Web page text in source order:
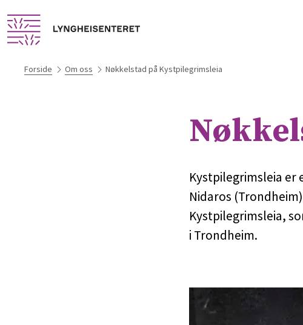
Forside Om oss Nøkkelstad på Kystpilegrimsleia
Kystpilegrimsleia er
Nidaros
Kystpilegrimsleia,
i Trondheim.